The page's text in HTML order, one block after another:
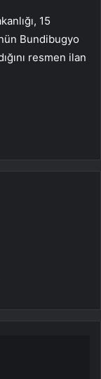
15
Bundibugyo
resmen ilan